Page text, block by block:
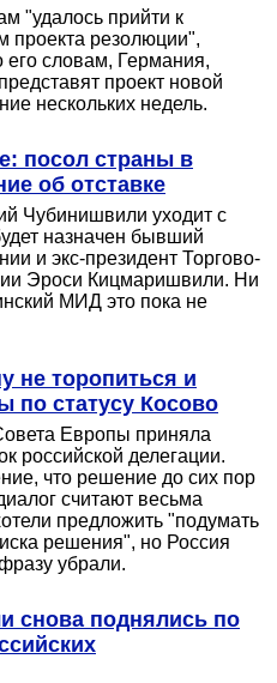
"удалось прийти к
проекта резолюции",
словам, Германия,
проект новой
нескольких недель.
посол страны в
об отставке
Чубинишвили уходит с
назначен бывший
и экс-президент Торгово-
Эроси Кицмаришвили. Ни
МИД это пока не
не торопиться и
по статусу Косово
Европы приняла
российской делегации.
что решение до сих пор
считают весьма
предложить "подумать
решения", но Россия
убрали.
снова поднялись по